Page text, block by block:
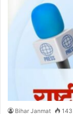
Bihar Janmat 143